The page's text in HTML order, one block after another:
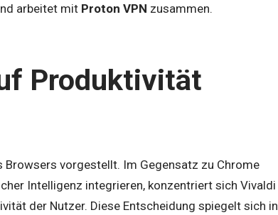
arbeitet mit Proton VPN zusammen.
Produktivität
vorgestellt. Im Gegensatz zu Chrome
Intelligenz integrieren, konzentriert sich Vivaldi
der Nutzer. Diese Entscheidung spiegelt sich in